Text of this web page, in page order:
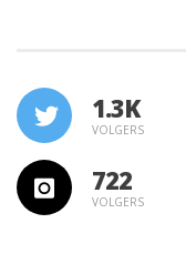
1.3K
VOLGERS
722
VOLGERS